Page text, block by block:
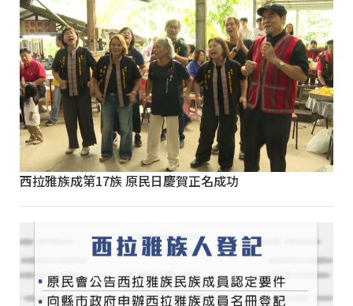
西拉雅族成第17族 原民日慶賀正名成功